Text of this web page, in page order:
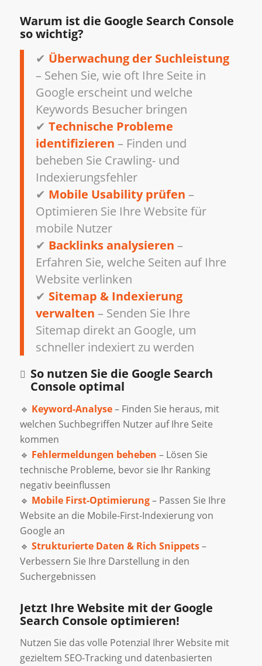
Warum ist die Google Search Console
so wichtig?
✔ Überwachung der Suchleistung
– Sehen Sie, wie oft Ihre Seite in
Google erscheint und welche
Keywords Besucher bringen
✔ Technische Probleme
identifizieren – Finden und
beheben Sie Crawling- und
Indexierungsfehler
✔ Mobile Usability prüfen –
Optimieren Sie Ihre Website für
mobile Nutzer
✔ Backlinks analysieren –
Erfahren Sie, welche Seiten auf Ihre
Website verlinken
✔ Sitemap & Indexierung
verwalten – Senden Sie Ihre
Sitemap direkt an Google, um
schneller indexiert zu werden
So nutzen Sie die Google Search
Console optimal
🔹 Keyword-Analyse– Finden Sie heraus, mit
welchen Suchbegriffen Nutzer auf Ihre Seite
kommen
🔹 Fehlermeldungen beheben – Lösen Sie
technische Probleme, bevor sie Ihr Ranking
negativ beeinflussen
🔹 Mobile First-Optimierung– Passen Sie Ihre
Website an die Mobile-First-Indexierung von
Google an
🔹 Strukturierte Daten & Rich Snippets–
Verbessern Sie Ihre Darstellung in den
Suchergebnissen
Jetzt Ihre Website mit der Google
Search Console optimieren!
Nutzen Sie das volle Potenzial Ihrer Website mit
gezieltem SEO-Tracking und datenbasierten